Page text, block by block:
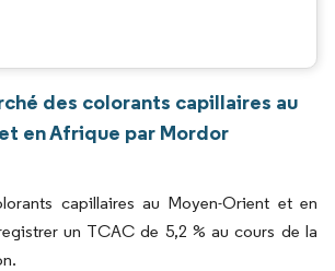
des colorants capillaires au
en Afrique par Mordor
capillaires au Moyen-Orient et en
un TCAC de 5,2 % au cours de la